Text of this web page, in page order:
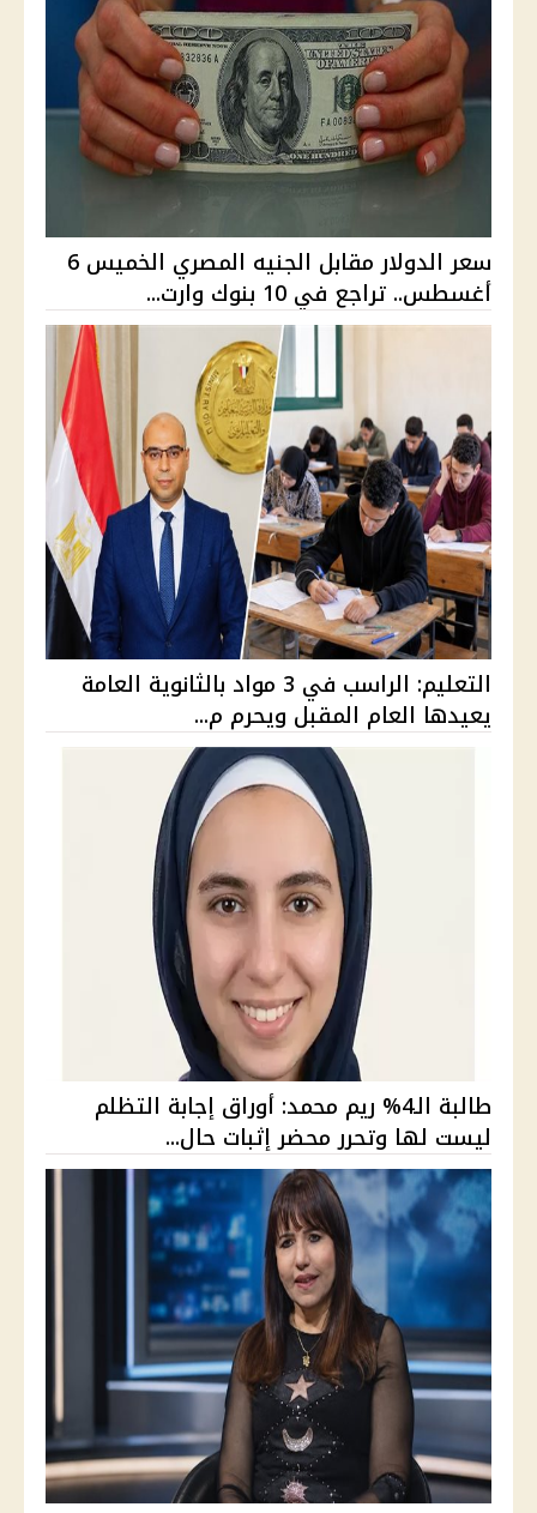
سعر الدولار مقابل الجنيه المصري الخميس 6
أغسطس.. تراجع في 10 بنوك وارت...
التعليم: الراسب في 3 مواد بالثانوية العامة
يعيدها العام المقبل ويحرم م...
طالبة الـ4% ريم محمد: أوراق إجابة التظلم
ليست لها وتحرر محضر إثبات حال...